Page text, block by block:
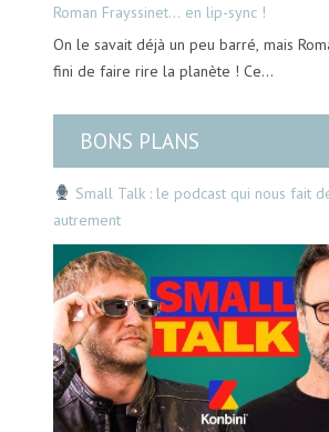
Roman Frayssinet… en lip-sync !
On le savait déjà un peu barré, mais
fini de faire rire la planète ! Ce…
BONS PLANS
Small Talk : le podcast qui nous fait
autrement